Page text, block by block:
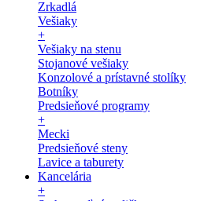
Zrkadlá
Vešiaky
+
Vešiaky na stenu
Stojanové vešiaky
Konzolové a prístavné stolíky
Botníky
Predsieňové programy
+
Mecki
Predsieňové steny
Lavice a taburety
Kancelária
+